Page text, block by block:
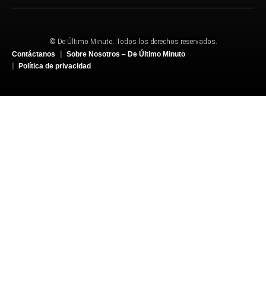
© De Último Minuto. Todos los derechos reservados.
Contáctanos
Sobre Nosotros – De Último Minuto
Política de privacidad